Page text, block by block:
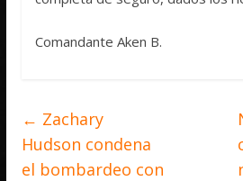
Comandante Aken B.
← Zachary
Hudson condena
el bombardeo con